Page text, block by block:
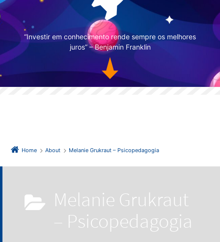
“Investir em conhecimento rende sempre os melhores
juros” – Benjamin Franklin
Home About Melanie Grukraut – Psicopedagogia
Melanie Grukraut
– Psicopedagogia